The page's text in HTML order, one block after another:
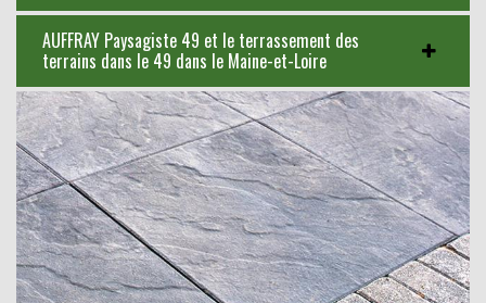
AUFFRAY Paysagiste 49 et le terrassement des
terrains dans le 49 dans le Maine-et-Loire